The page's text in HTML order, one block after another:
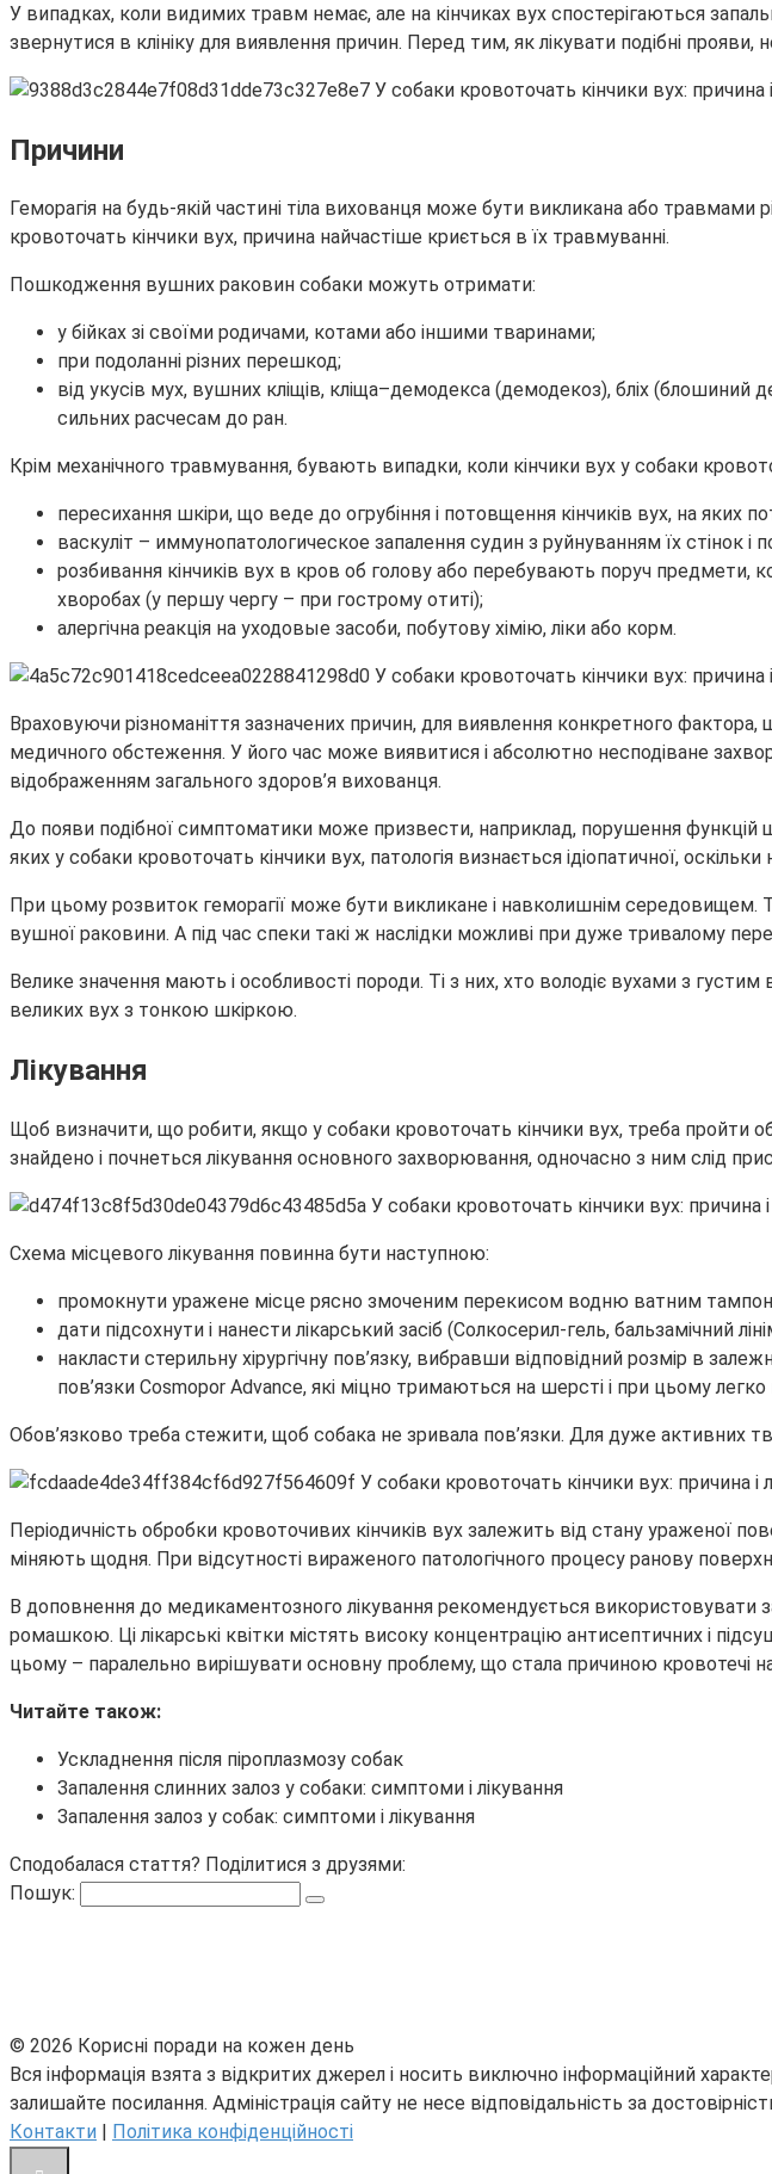
У випадках, коли видимих травм немає, але на кінчиках вух спостерігаються
звернутися в клініку для виявлення причин. Перед тим, як лікувати подібні
Причини
Геморагія на будь-якій частині тіла вихованця може бути викликана або
кровоточать кінчики вух, причина найчастіше криється в їх травмуванні.
Пошкодження вушних раковин собаки можуть отримати:
у бійках зі своїми родичами, котами або іншими тваринами;
при подоланні різних перешкод;
від укусів мух, вушних кліщів, кліща–демодекса (демодекоз), бліх
сильних расчесам до ран.
Крім механічного травмування, бувають випадки, коли кінчики вух у собаки
пересихання шкіри, що веде до огрубіння і потовщення кінчиків вух, на яких
васкуліт – иммунопатологическое запалення судин з руйнуванням їх стінок
розбивання кінчиків вух в кров об голову або перебувають поруч предмети,
хворобах (у першу чергу – при гострому отиті);
алергічна реакція на уходовые засоби, побутову хімію, ліки або корм.
Враховуючи різноманіття зазначених причин, для виявлення конкретного
медичного обстеження. У його час може виявитися і абсолютно несподіване
відображенням загального здоров’я вихованця.
До появи подібної симптоматики може призвести, наприклад, порушення функцій
яких у собаки кровоточать кінчики вух, патологія визнається ідіопатичної,
При цьому розвиток геморагії може бути викликане і навколишнім середовищем.
вушної раковини. А під час спеки такі ж наслідки можливі при дуже тривалому
Велике значення мають і особливості породи. Ті з них, хто володіє вухами з
великих вух з тонкою шкіркою.
Лікування
Щоб визначити, що робити, якщо у собаки кровоточать кінчики вух, треба пройти
знайдено і почнеться лікування основного захворювання, одночасно з ним слід
Схема місцевого лікування повинна бути наступною:
промокнути уражене місце рясно змоченим перекисом водню ватним
дати підсохнути і нанести лікарський засіб (Солкосерил-гель, бальзамічний
накласти стерильну хірургічну пов’язку, вибравши відповідний розмір в
пов’язки Cosmopor Advance, які міцно тримаються на шерсті і при цьому
Обов’язково треба стежити, щоб собака не зривала пов’язки. Для дуже активних
Періодичність обробки кровоточивих кінчиків вух залежить від стану ураженої
міняють щодня. При відсутності вираженого патологічного процесу ранову
В доповнення до медикаментозного лікування рекомендується використовувати
ромашкою. Ці лікарські квітки містять високу концентрацію антисептичних і
цьому – паралельно вирішувати основну проблему, що стала причиною кровотечі
Читайте також:
Ускладнення після піроплазмозу собак
Запалення слинних залоз у собаки: симптоми і лікування
Запалення залоз у собак: симптоми і лікування
Сподобалася стаття? Поділитися з друзями:
Пошук:
© 2026 Корисні поради на кожен день
Вся інформація взята з відкритих джерел і носить виключно інформаційний
залишайте посилання. Адміністрація сайту не несе відповідальність за
Контакти
Політика конфіденційності